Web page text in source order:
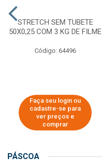
STRETCH SEM TUBETE
50X0,25 COM 3 KG DE FILME
Código: 64496
Faça seu login ou
cadastre-se para
ver preços e
comprar
PÁSCOA